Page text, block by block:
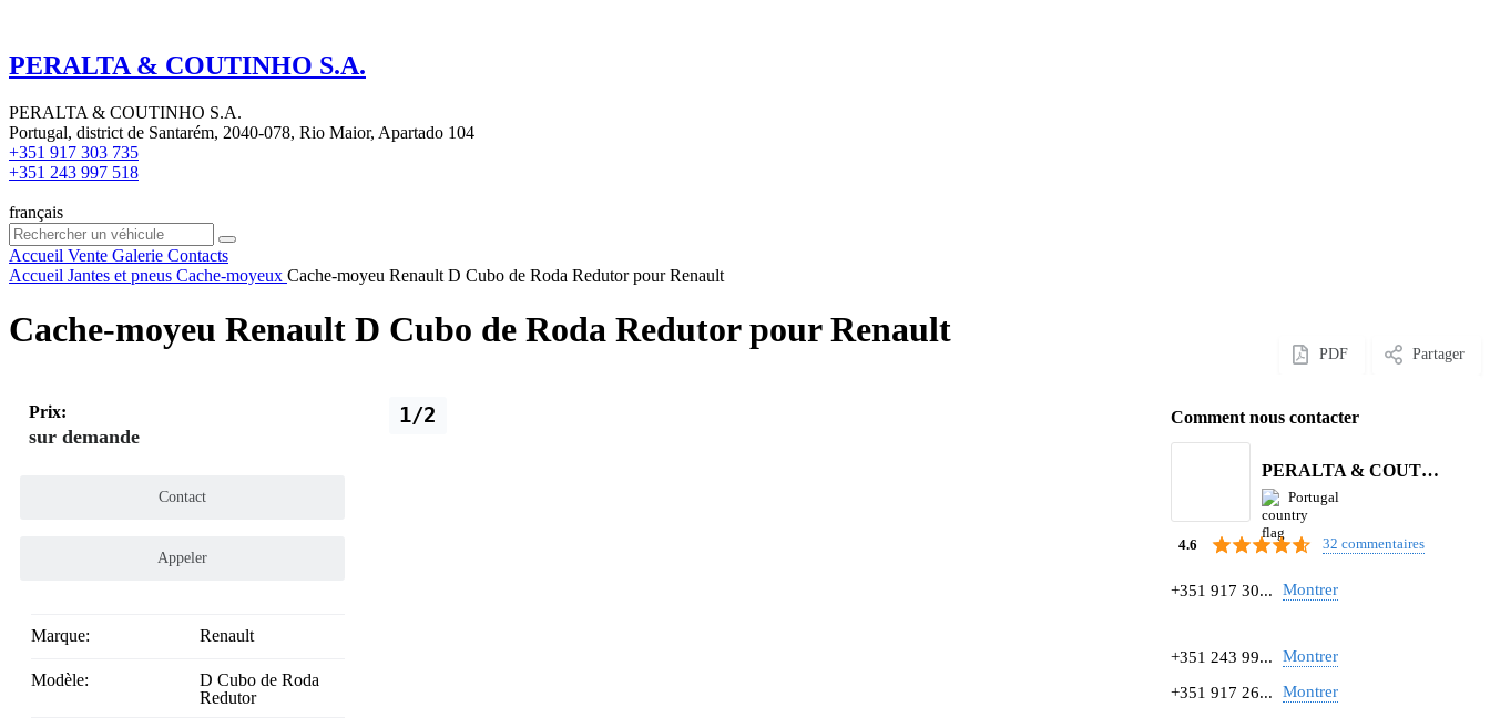
PERALTA & COUTINHO S.A.
PERALTA & COUTINHO S.A.
Portugal, district de Santarém, 2040-078, Rio Maior, Apartado 104
+351 917 303 735
+351 243 997 518
français
Accueil Vente Galerie Contacts
Accueil Jantes et pneus Cache-moyeux Cache-moyeu Renault D Cubo de Roda Redutor pour Renault
Cache-moyeu Renault D Cubo de Roda Redutor pour Renault
PDF Partager
1/2
Prix:
sur demande
Contact
Appeler
Marque: Renault
Modèle:
D Cubo de Roda
Redutor
Comment nous contacter
PERALTA & COUTINHO S.A.
Portugal
4.6 32 commentaires
+351 917 30... Montrer
+351 243 99... Montrer
+351 917 26... Montrer